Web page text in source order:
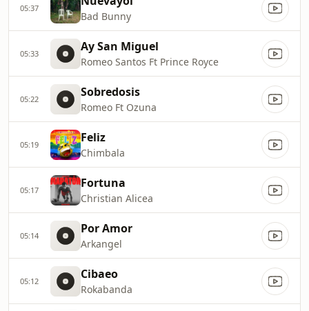
05:37
Bad Bunny
05:33 Ay San Miguel
Romeo Santos Ft Prince Royce
05:22 Sobredosis
Romeo Ft Ozuna
05:19 Feliz
Chimbala
05:17 Fortuna
Christian Alicea
05:14 Por Amor
Arkangel
05:12 Cibaeo
Rokabanda